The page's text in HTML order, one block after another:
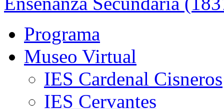
Programa
Museo Virtual
IES Cardenal Cisneros
IES Cervantes